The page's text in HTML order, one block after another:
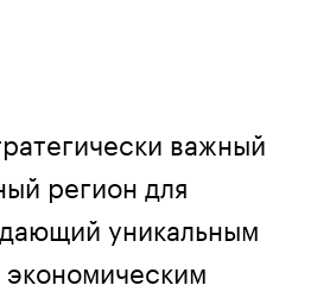
важный
регион для
уникальным